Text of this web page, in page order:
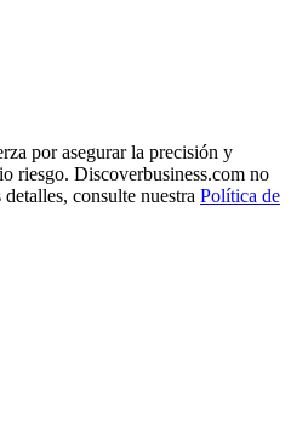
por asegurar la precisión y
riesgo. Discoverbusiness.com no
consulte nuestra Política de